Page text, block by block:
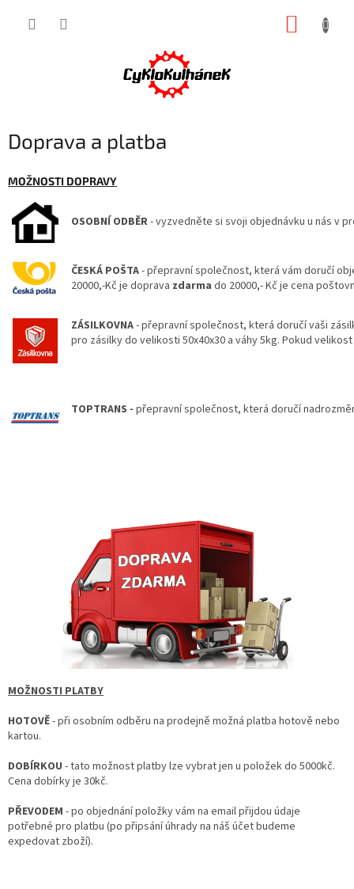
Doprava a platba
MOŽNOSTI DOPRAVY
OSOBNÍ ODBĚR- vyzvedněte si svoji objednávku u nás v
ČESKÁ POŠTA- přepravní společnost, která vám doručí
20000,-Kč je doprava zdarma do 20000,- Kč je cena
ZÁSILKOVNA- přepravní společnost, která doručí vaši
pro zásilky do velikosti 50x40x30 a váhy 5kg. Pokud
TOPTRANS - přepravní společnost, která doručí
MOŽNOSTI PLATBY
HOTOVĚ- při osobním odběru na prodejně možná platba hotově nebo
kartou.
DOBÍRKOU - tato možnost platby lze vybrat jen u položek do 5000kč.
Cena dobírky je 30kč.
PŘEVODEM - po objednání položky vám na email přijdou údaje
potřebné pro platbu (po připsání úhrady na náš účet budeme
expedovat zboží).